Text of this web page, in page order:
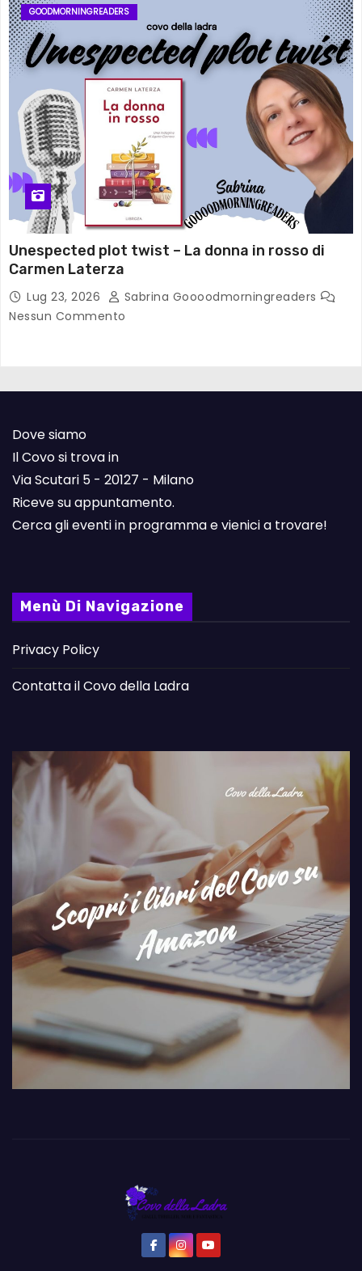
GOODMORNINGREADERS
Unespected plot twist – La donna in rosso di
Carmen Laterza
Lug 23, 2026
Sabrina Goooodmorningreaders
Nessun Commento
Dove siamo
Il Covo si trova in
Via Scutari 5 - 20127 - Milano
Riceve su appuntamento.
Cerca gli eventi in programma e vienici a trovare!
Menù Di Navigazione
Privacy Policy
Contatta il Covo della Ladra